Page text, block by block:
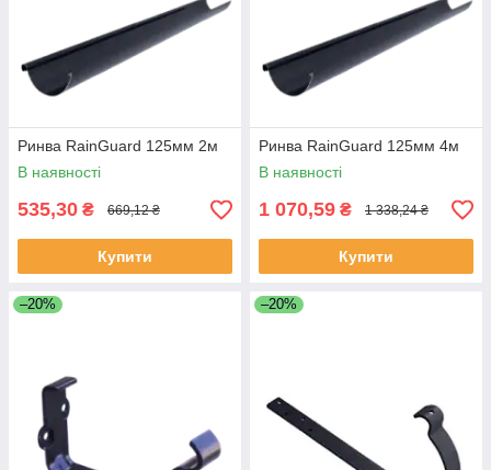
Ринва RainGuard 125мм 2м
В наявності
535,30 ₴ 669,12 ₴
Купити
Ринва RainGuard 125мм 4м
В наявності
1 070,59 ₴ 1 338,24 ₴
Купити
–20% –20%